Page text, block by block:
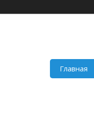
Главная